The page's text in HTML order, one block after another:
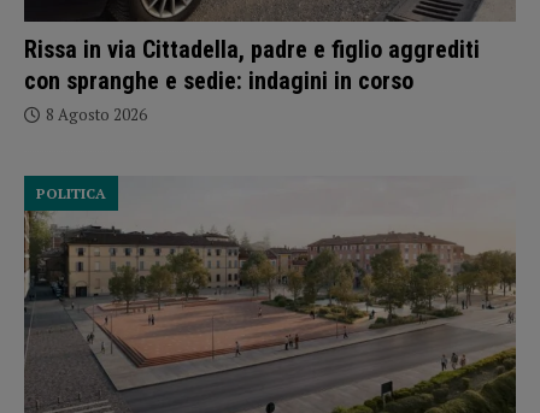
Rissa in via Cittadella, padre e figlio aggrediti
con spranghe e sedie: indagini in corso
8 Agosto 2026
POLITICA